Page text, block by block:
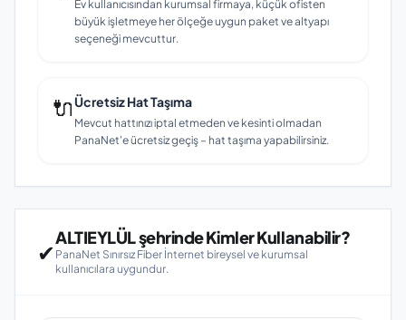
Ev kullanıcısından kurumsal firmaya, küçük ofisten
büyük işletmeye her ölçeğe uygun paket ve altyapı
seçeneği mevcuttur.
🔌Ücretsiz Hat Taşıma
Mevcut hattınızı iptal etmeden ve kesinti olmadan
PanaNet'e ücretsiz geçiş – hat taşıma yapabilirsiniz.
✔
ALTIEYLÜL şehrinde Kimler Kullanabilir?
PanaNet Sınırsız Fiber İnternet bireysel ve kurumsal
kullanıcılara uygundur.